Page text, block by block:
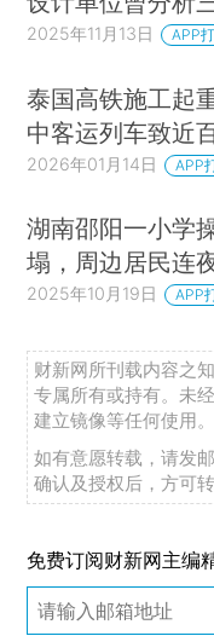
2025年11月13日 APP
泰国高铁施工起
中客运列车致近
2026年01月14日 APP
湖南邵阳一小学
塌，周边居民连
2025年10月19日 APP
财新网所刊载内容之
专属所有或持有。未
建立镜像等任何使用。
如有意愿转载，请发
确认及授权后，方可转
免费订阅财新网主编